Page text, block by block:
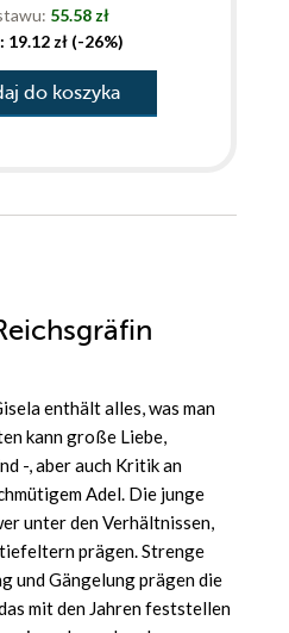
55.58 zł
19.12 zł (-26%)
do koszyka
enthält alles, was man
kann große Liebe,
-, aber auch Kritik an
Adel. Die junge
unter den Verhältnissen,
prägen. Strenge
und Gängelung prägen die
mit den Jahren feststellen